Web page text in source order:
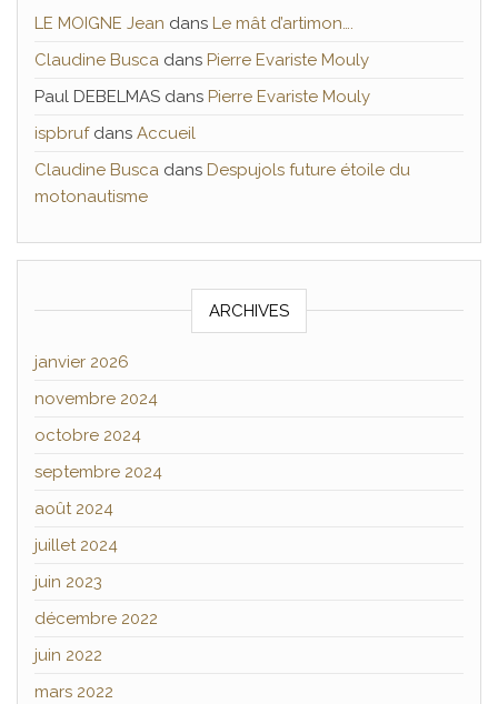
LE MOIGNE Jean dans Le mât d’artimon….
Claudine Busca dans Pierre Evariste Mouly
Paul DEBELMAS dans Pierre Evariste Mouly
ispbrufdans Accueil
Claudine Busca dans Despujols future étoile du
motonautisme
ARCHIVES
janvier 2026
novembre 2024
octobre 2024
septembre 2024
août 2024
juillet 2024
juin 2023
décembre 2022
juin 2022
mars 2022